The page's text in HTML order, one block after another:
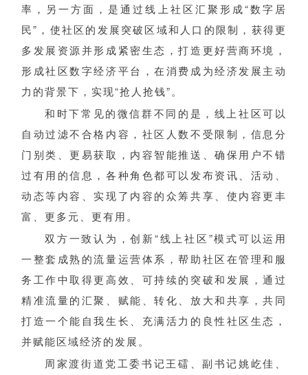
率，另一方面，是通过线上社区汇聚形成“数字居
民”，使社区的发展突破区域和人口的限制，获得更
多发展资源并形成紧密生态，打造更好营商环境，
形成社区数字经济平台，在消费成为经济发展主动
力的背景下，实现“抢人抢钱”。
和时下常见的微信群不同的是，线上社区可以
自动过滤不合格内容，社区人数不受限制，信息分
门别类、更易获取，内容智能推送、确保用户不错
过有用的信息，各种角色都可以发布资讯、活动、
动态等内容、实现了内容的众筹共享、使内容更丰
富、更多元、更有用。
双方一致认为，创新“线上社区”模式可以运用
一整套成熟的流量运营体系，帮助社区在管理和服
务工作中取得更高效、可持续的突破和发展，通过
精准流量的汇聚、赋能、转化、放大和共享，共同
打造一个能自我生长、充满活力的良性社区生态，
并赋能区域经济的发展。
周家渡街道党工委书记王礌、副书记姚屹佳、